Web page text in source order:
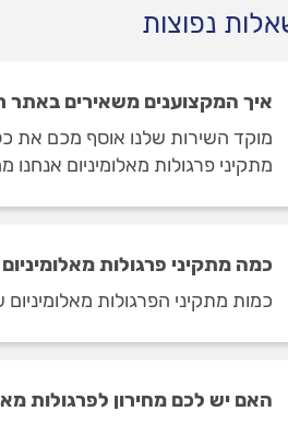
נפוצות
איך המקצוענים משאירים באתר
מוקד השירות שלנו אוסף מכם את
מתקיני פרגולות מאלומיניום
כמה מתקיני פרגולות
כמות מתקיני הפרגולות מאלומיניום שיש לנו
האם יש לכם מחירון לפרגולות